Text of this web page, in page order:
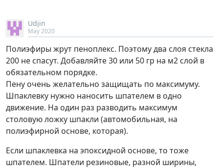
Udjin
May 2020
Полиэфиры жрут пеноплекс. Поэтому два слоя стекла
200 не спасут. Добавляйте 30 или 50 гр на м2 слой в
обязательном порядке.
Пену очень желательно защищать по максимуму.
Шпаклевку нужно наносить шпателем в одно
движение. На один раз разводить максимум
столовую ложку шпакли (автомобильная, на
полиэфирной основе, которая).
Если шпаклевка на эпоксидной основе, то тоже
шпателем. Шпатели резиновые, разной ширины,